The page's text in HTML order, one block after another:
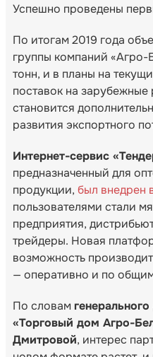
Успешно проведены
По итогам 2019 года
группы компаний «Агро-
тонн, и в планы на
поставок на
становится
развития экспортного
Интернет-сервис
предназначенный для
продукции, был внедрен
пользователями стали
предприятия,
трейдеры. Новая
возможность
— оперативно и по
По словам
«Торговый дом Агро-
Дмитровой, интерес